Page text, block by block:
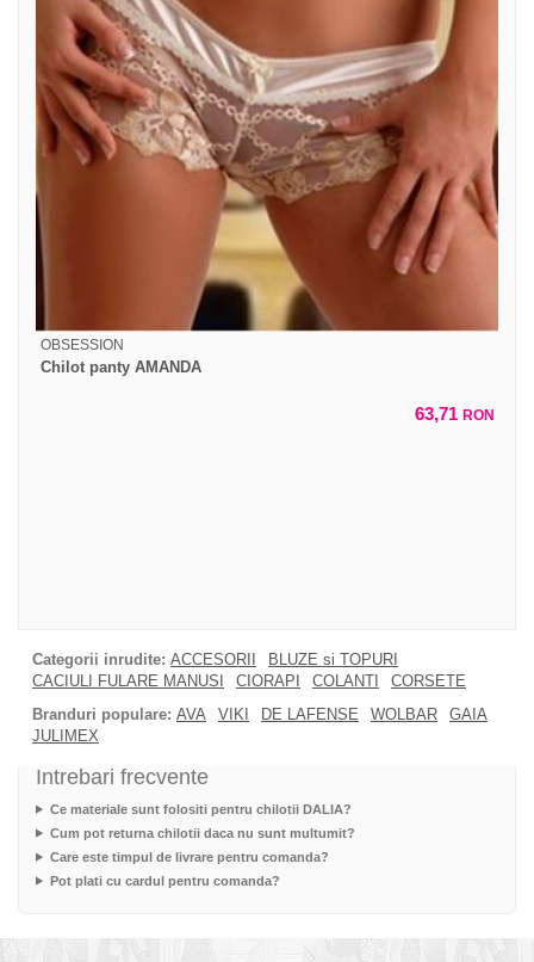
OBSESSION
Chilot panty AMANDA
63,71 RON
Categorii inrudite: ACCESORII
BLUZE si TOPURI
CACIULI FULARE MANUSI
CIORAPI COLANTI
CORSETE
Branduri populare: AVA VIKI DE LAFENSE WOLBAR
GAIA
JULIMEX
Intrebari frecvente
Ce materiale sunt folositi pentru chilotii DALIA?
Cum pot returna chilotii daca nu sunt multumit?
Care este timpul de livrare pentru comanda?
Pot plati cu cardul pentru comanda?